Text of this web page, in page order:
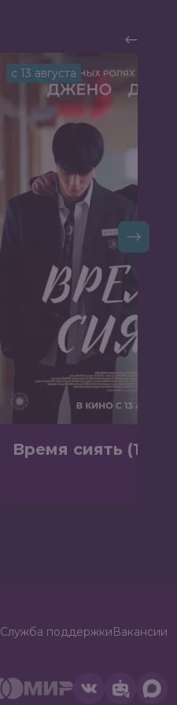
с 13 августа
Время сиять (12+)
Служба поддержкиВакансии